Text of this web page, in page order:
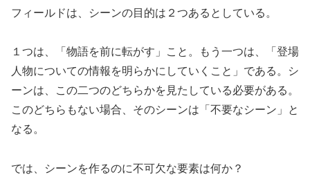
フィールドは、シーンの目的は２つあるとしている。
１つは、「物語を前に転がす」こと。もう一つは、「登場
人物についての情報を明らかにしていくこと」である。シ
ーンは、この二つのどちらかを見たしている必要がある。
このどちらもない場合、そのシーンは「不要なシーン」と
なる。
では、シーンを作るのに不可欠な要素は何か？